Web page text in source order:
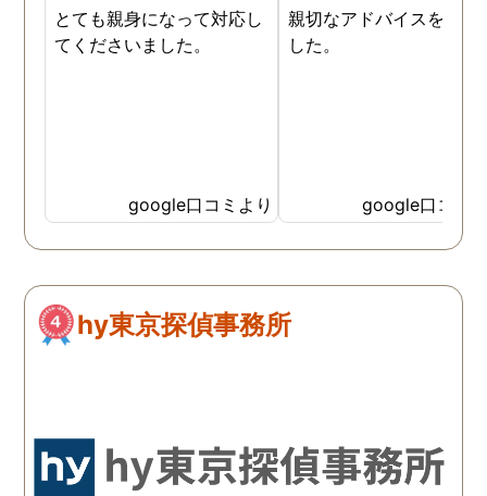
とても親身になって対応し
てくださいました。
google口コミより
親切なアドバイスを頂き
した。
google口コミ
hy東京探偵事務所